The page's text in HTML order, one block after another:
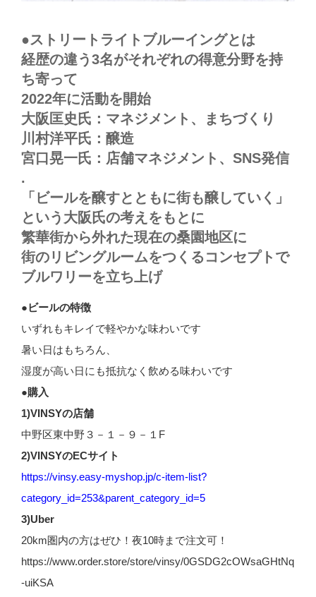
●ストリートライトブルーイングとは
経歴の違う3名がそれぞれの得意分野を持
ち寄って
2022年に活動を開始
大阪匡史氏：マネジメント、まちづくり
川村洋平氏：醸造
宮口晃一氏：店舗マネジメント、SNS発信
.
「ビールを醸すとともに街も醸していく」
という大阪氏の考えをもとに
繁華街から外れた現在の桑園地区に
街のリビングルームをつくるコンセプトで
ブルワリーを立ち上げ
●ビールの特徴
いずれもキレイで軽やかな味わいです
暑い日はもちろん、
湿度が高い日にも抵抗なく飲める味わいです
●購入
1)VINSYの店舗
中野区東中野３－１－９－１F
2)VINSYのECサイト
https://vinsy.easy-myshop.jp/c-item-list?
category_id=253&parent_category_id=5
3)Uber
20km圏内の方はぜひ！夜10時まで注文可！
https://www.order.store/store/vinsy/0GSDG2cOWsaGHtNq
-uiKSA